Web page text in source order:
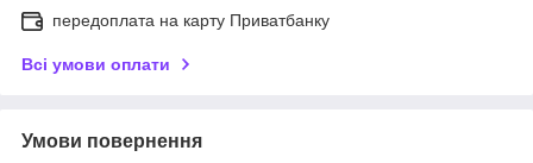
передоплата на карту Приватбанку
Всі умови оплати
Умови повернення